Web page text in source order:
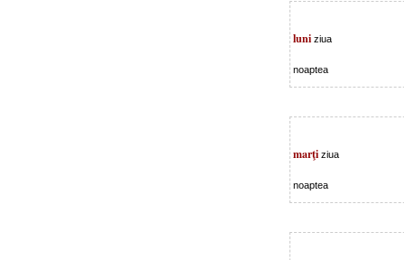
luni ziua
noaptea
marţi ziua
noaptea